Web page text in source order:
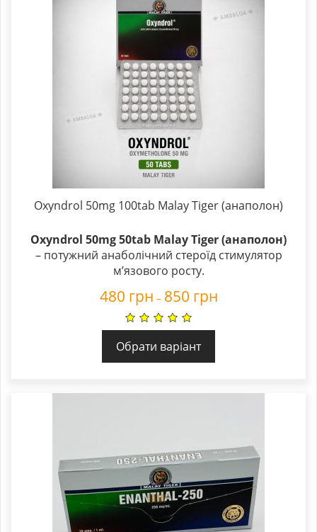
Oxyndrol 50mg 100tab Malay Tiger (анаполон)
Oxyndrol 50mg 50tab Malay Tiger (анаполон)
– потужний анаболічний стероїд стимулятор
м’язового росту.
480 грн – 850 грн
Обрати варіант